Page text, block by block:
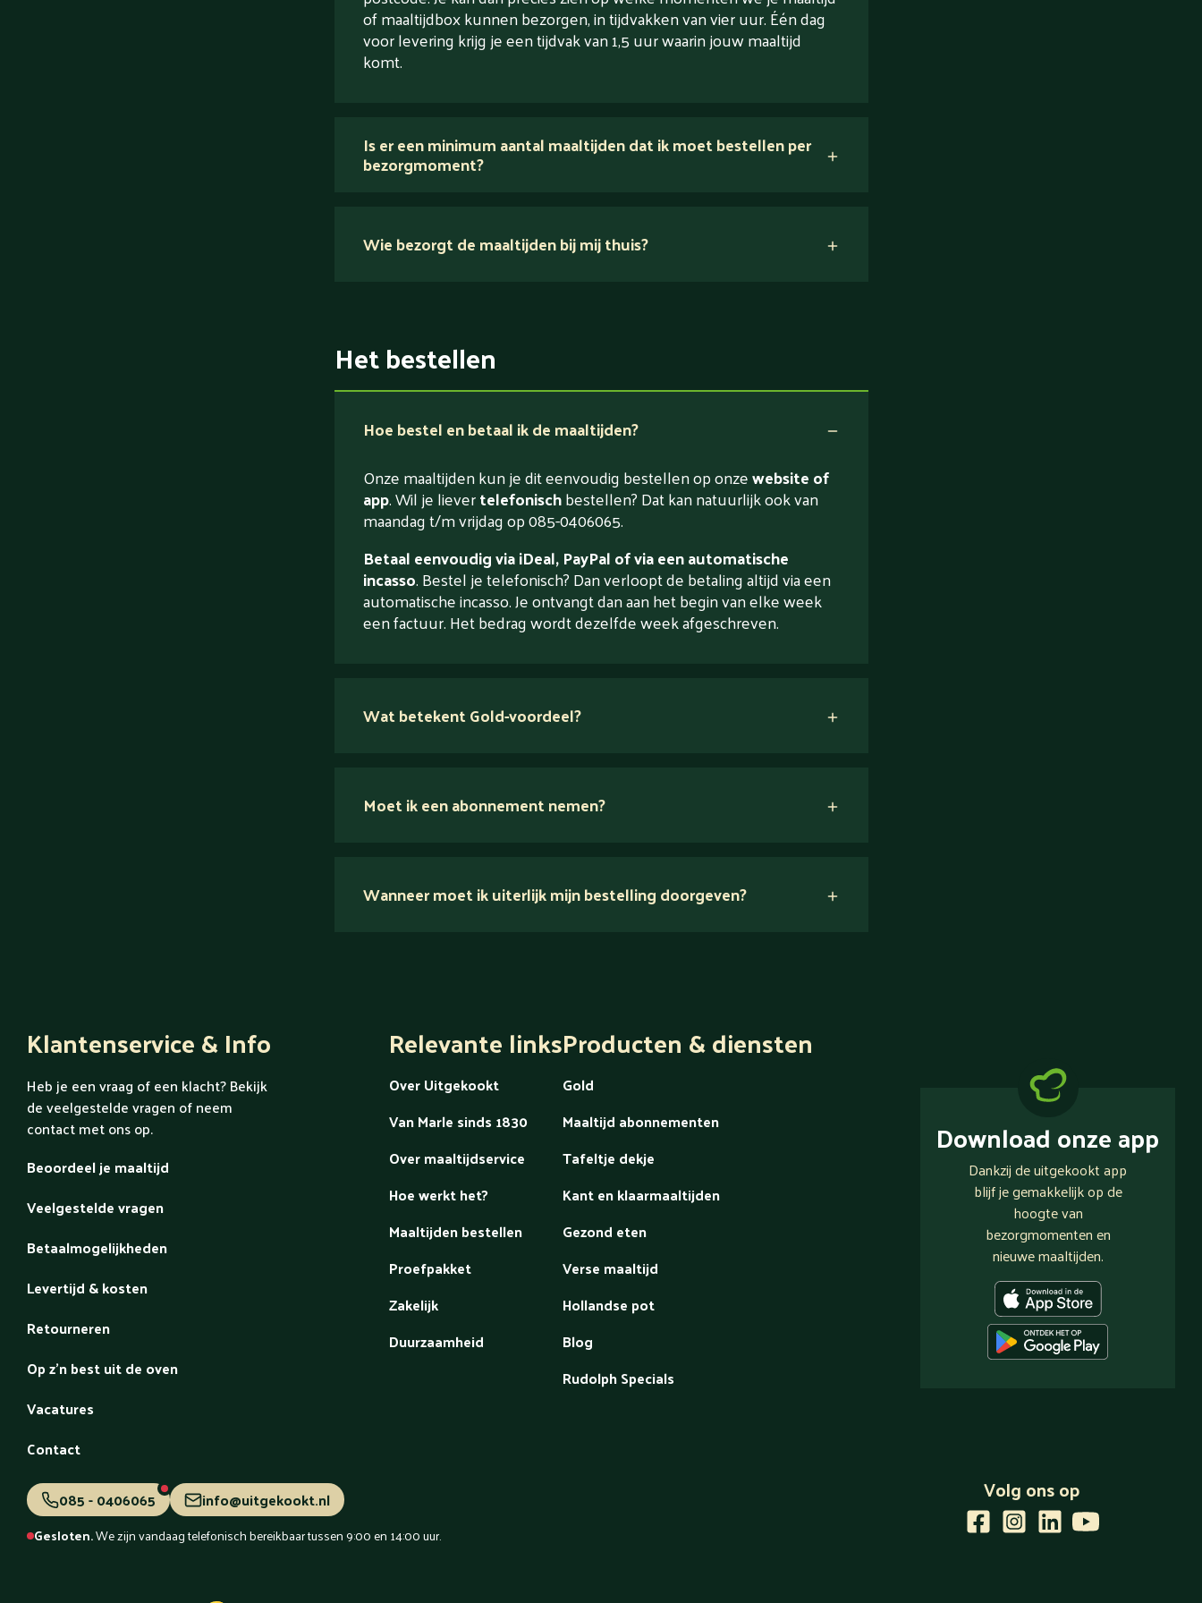
of maaltijdbox kunnen bezorgen, in tijdvakken van vier uur. Één dag
voor levering krijg je een tijdvak van 1,5 uur waarin jouw maaltijd
komt.
Is er een minimum aantal maaltijden dat ik moet bestellen per
bezorgmoment?
Wie bezorgt de maaltijden bij mij thuis?
Het bestellen
Hoe bestel en betaal ik de maaltijden?
Onze maaltijden kun je dit eenvoudig bestellen op onzewebsite of
app. Wil je lievertelefonischbestellen? Dat kan natuurlijk ook van
maandag t/m vrijdag op 085-0406065.
Betaal eenvoudig via iDeal, PayPal of via een automatische
incasso. Bestel je telefonisch? Dan verloopt de betaling altijd via een
automatische incasso. Je ontvangt dan aan het begin van elke week
een factuur. Het bedrag wordt dezelfde week afgeschreven.
Wat betekent Gold-voordeel?
Ontdek alles over Gold
Moet ik een abonnement nemen?
Wanneer moet ik uiterlijk mijn bestelling doorgeven?
Klantenservice & Info
Heb je een vraag of een klacht? Bekijk
de veelgestelde vragen of neem
contact met ons op.
Beoordeel je maaltijd
Veelgestelde vragen
Betaalmogelijkheden
Levertijd & kosten
Retourneren
Op z'n best uit de oven
Vacatures
Contact
Relevante links
Over Uitgekookt
Van Marle sinds 1830
Over maaltijdservice
Hoe werkt het?
Maaltijden bestellen
Proefpakket
Zakelijk
Duurzaamheid
Producten & diensten
Gold
Maaltijd abonnementen
Tafeltje dekje
Kant en klaarmaaltijden
Gezond eten
Verse maaltijd
Hollandse pot
Blog
Rudolph Specials
Download onze app
Dankzij de uitgekookt app
blijf je gemakkelijk op de
hoogte van
bezorgmomenten en
nieuwe maaltijden.
085 - 0406065 info@uitgekookt.nl
Gesloten.We zijn vandaag telefonisch bereikbaar tussen 9:00 en 14:00 uur.
Volg ons op